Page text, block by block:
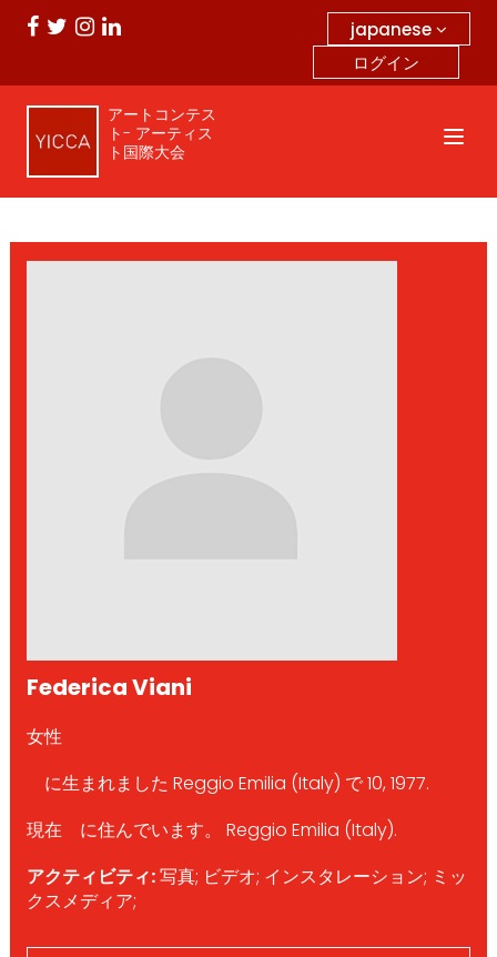
japanese
ログイン
アートコンテス
ト- アーティス
ト国際大会
Federica Viani
女性
に生まれました Reggio Emilia (Italy) で 10, 1977.
現在 に住んでいます。 Reggio Emilia (Italy).
アクティビティ:写真; ビデオ; インスタレーション; ミッ
クスメディア;